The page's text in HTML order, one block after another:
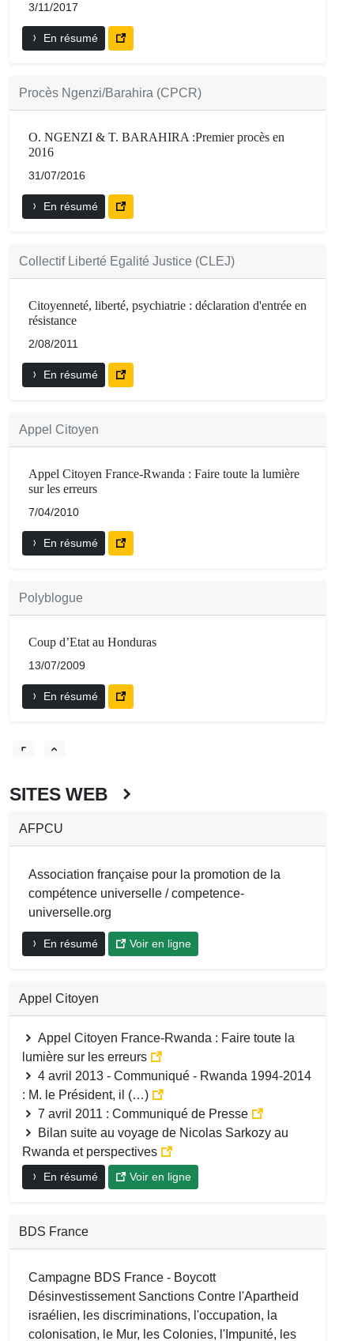
3/11/2017
En résumé
Procès Ngenzi/Barahira (CPCR)
O. NGENZI & T. BARAHIRA :Premier procès en
2016
31/07/2016
En résumé
Collectif Liberté Egalité Justice (CLEJ)
Citoyenneté, liberté, psychiatrie : déclaration d'entrée en
résistance
2/08/2011
En résumé
Appel Citoyen
Appel Citoyen France-Rwanda : Faire toute la lumière
sur les erreurs
7/04/2010
En résumé
Polyblogue
Coup d’Etat au Honduras
13/07/2009
En résumé
SITES WEB
AFPCU
Association française pour la promotion de la
compétence universelle / competence-
universelle.org
En résumé Voir en ligne
Appel Citoyen
Appel Citoyen France-Rwanda : Faire toute la
lumière sur les erreurs
4 avril 2013 - Communiqué - Rwanda 1994-2014
: M. le Président, il (…)
7 avril 2011 : Communiqué de Presse
Bilan suite au voyage de Nicolas Sarkozy au
Rwanda et perspectives
En résumé Voir en ligne
BDS France
Campagne BDS France - Boycott
Désinvestissement Sanctions Contre l'Apartheid
israélien, les discriminations, l'occupation, la
colonisation, le Mur, les Colonies, l'Impunité, les